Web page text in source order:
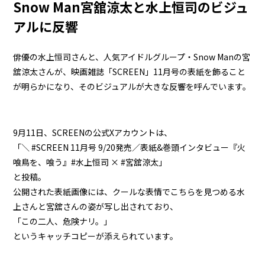
Snow Man宮舘涼太と水上恒司のビジュ
アルに反響
俳優の水上恒司さんと、人気アイドルグループ・Snow Manの宮
舘涼太さんが、映画雑誌「SCREEN」11月号の表紙を飾ること
が明らかになり、そのビジュアルが大きな反響を呼んでいます。
9月11日、SCREENの公式Xアカウントは、
「＼ #SCREEN 11月号 9/20発売／表紙&巻頭インタビュー『火
喰鳥を、喰う』#水上恒司 × #宮舘涼太」
と投稿。
公開された表紙画像には、クールな表情でこちらを見つめる水
上さんと宮舘さんの姿が写し出されており、
「この二人、危険ナリ。」
というキャッチコピーが添えられています。